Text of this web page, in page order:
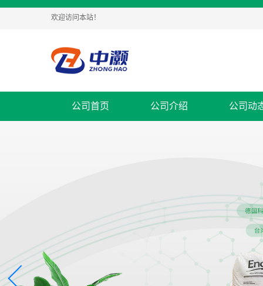
欢迎访问本站！
公司首页 公司介绍 公司动